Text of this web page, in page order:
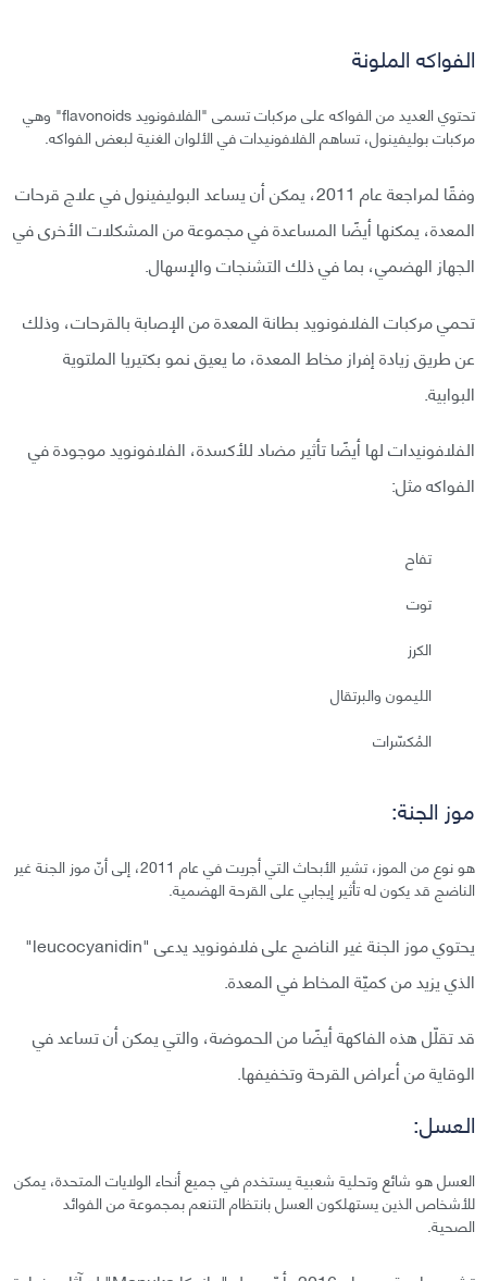
الفواكه الملونة
تحتوي العديد من الفواكه على مركبات تسمى "الفلافونويد flavonoids" وهي
مركبات بوليفينول، تساهم الفلافونيدات في الألوان الغنية لبعض الفواكه.
وفقًا لمراجعة عام 2011، يمكن أن يساعد البوليفينول في علاج قرحات
المعدة، يمكنها أيضًا المساعدة في مجموعة من المشكلات الأخرى في
الجهاز الهضمي، بما في ذلك التشنجات والإسهال.
تحمي مركبات الفلافونويد بطانة المعدة من الإصابة بالقرحات، وذلك
عن طريق زيادة إفراز مخاط المعدة، ما يعيق نمو بكتيريا الملتوية
البوابية.
الفلافونيدات لها أيضًا تأثير مضاد للأكسدة، الفلافونويد موجودة في
الفواكه مثل:
تفاح
توت
الكرز
الليمون والبرتقال
المُكسّرات
موز الجنة:
هو نوع من الموز، تشير الأبحاث التي أجريت في عام 2011، إلى أنّ موز الجنة غير
الناضج قد يكون له تأثير إيجابي على القرحة الهضمية.
يحتوي موز الجنة غير الناضج على فلافونويد يدعى "leucocyanidin"
الذي يزيد من كميّة المخاط في المعدة.
قد تقلّل هذه الفاكهة أيضًا من الحموضة، والتي يمكن أن تساعد في
الوقاية من أعراض القرحة وتخفيفها.
العسل:
العسل هو شائع وتحلية شعبية يستخدم في جميع أنحاء الولايات المتحدة، يمكن
للأشخاص الذين يستهلكون العسل بانتظام التنعم بمجموعة من الفوائد
الصحية.